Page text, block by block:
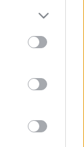
more Google
may click to
party tags to
below Google